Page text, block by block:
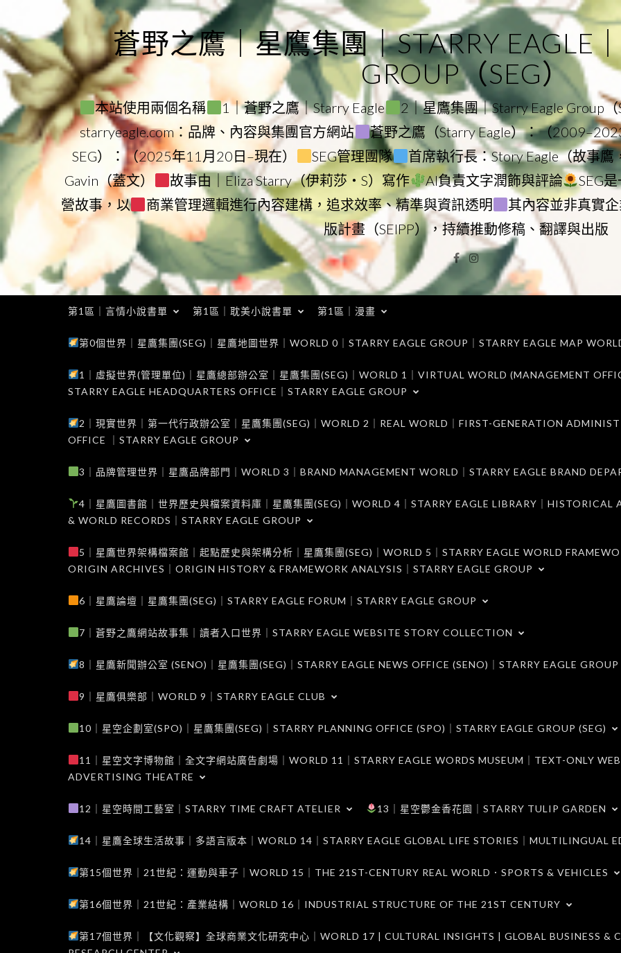
to
content
蒼野之鷹｜星鷹集團｜STARRY EAGLE
GROUP（SEG）
本站使用兩個名稱 1｜蒼野之鷹｜Starry Eagle 2｜星鷹集團｜Starry Eagle Group（
starryeagle.com：品牌、內容與集團官方網站
蒼野之鷹（Starry Eagle）：（
SEG）：（2025年11月20日–現在）
SEG管理團隊 首席執行長：Story Eagle（故事鷹
Gavin（蓋文）
故事由｜Eliza Starry（伊莉莎・S）寫作 AI負責文字潤飾與評論
SEG
營故事，以
商業管理邏輯進行內容建構，追求效率、精準與資訊透明 其內容並非真實
版計畫（SEIPP），持續推動修稿、翻譯與出版
Facebook
Instagram
第1區｜言情小說書單 第1區｜耽美小說書單 第1區｜漫畫
第0個世界｜星鷹集團(SEG)｜星鷹地圖世界｜WORLD 0｜STARRY EAGLE GROUP｜STARRY EAGLE MAP
1｜虛擬世界(管理單位)｜星鷹總部辦公室｜星鷹集團(SEG)｜WORLD 1｜VIRTUAL WORLD (MANAGEMENT
STARRY EAGLE HEADQUARTERS OFFICE｜STARRY EAGLE GROUP
2｜現實世界｜第一代行政辦公室｜星鷹集團(SEG)｜WORLD 2｜REAL WORLD｜FIRST-GENERATION
OFFICE ｜STARRY EAGLE GROUP
3｜品牌管理世界｜星鷹品牌部門｜WORLD 3｜BRAND MANAGEMENT WORLD｜STARRY EAGLE BRAND
4｜星鷹圖書館｜世界歷史與檔案資料庫｜星鷹集團(SEG)｜WORLD 4｜STARRY EAGLE LIBRARY｜HISTORICAL
& WORLD RECORDS｜STARRY EAGLE GROUP
5｜星鷹世界架構檔案館｜起點歷史與架構分析｜星鷹集團(SEG)｜WORLD 5｜STARRY EAGLE WORLD
ORIGIN ARCHIVES｜ORIGIN HISTORY & FRAMEWORK ANALYSIS｜STARRY EAGLE GROUP
6｜星鷹論壇｜星鷹集團(SEG)｜STARRY EAGLE FORUM｜STARRY EAGLE GROUP
7｜蒼野之鷹網站故事集｜讀者入口世界｜STARRY EAGLE WEBSITE STORY COLLECTION
8｜星鷹新聞辦公室 (SENO)｜星鷹集團(SEG)｜STARRY EAGLE NEWS OFFICE (SENO)｜STARRY EAGLE GROUP
9｜星鷹俱樂部｜WORLD 9｜STARRY EAGLE CLUB
10｜星空企劃室(SPO)｜星鷹集團(SEG)｜STARRY PLANNING OFFICE (SPO)｜STARRY EAGLE GROUP (SEG)
11｜星空文字博物館｜全文字網站廣告劇場｜WORLD 11｜STARRY EAGLE WORDS MUSEUM｜TEXT-ONLY
ADVERTISING THEATRE
12｜星空時間工藝室｜STARRY TIME CRAFT ATELIER 13｜星空鬱金香花園｜STARRY TULIP GARDEN
14｜星鷹全球生活故事｜多語言版本｜WORLD 14｜STARRY EAGLE GLOBAL LIFE STORIES｜MULTILINGUAL
第15個世界｜21世紀：運動與車子｜WORLD 15｜THE 21ST-CENTURY REAL WORLD．SPORTS & VEHICLES
第16個世界｜21世紀：產業結構｜WORLD 16｜INDUSTRIAL STRUCTURE OF THE 21ST CENTURY
第17個世界｜【文化觀察】全球商業文化研究中心｜WORLD 17 | CULTURAL INSIGHTS | GLOBAL BUSINESS &